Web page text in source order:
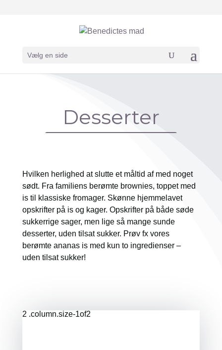
Vælg en side
Desserter
Hvilken herlighed at slutte et måltid af med noget
sødt. Fra familiens berømte brownies, toppet med
is til klassiske fromager. Skønne hjemmelavet
opskrifter på is og kager. Opskrifter på både søde
sukkerrige sager, men lige så mange sunde
desserter, uden tilsat sukker. Prøv fx vores
berømte ananas is med kun to ingredienser –
uden tilsat sukker!